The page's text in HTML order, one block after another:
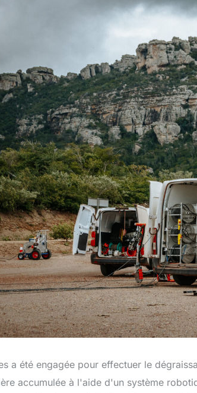
a été engagée pour effectuer le
accumulée à l'aide d'un système